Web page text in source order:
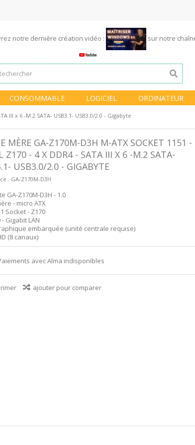
notre dernière création vidéo :
sur notre
CONSOMMABLE LOGICIEL ORDINATEUR
III x 6 -M.2 SATA- USB3.1- USB3.0/2.0 - Gigabyte
MÈRE GA-Z170M-D3H M-ATX SOCKET 1151 -
Z170 - 4 X DDR4 - SATA III X 6 -M.2 SATA-
USB3.0/2.0 - GIGABYTE
: GA-Z170M-D3H
GA-Z170M-D3H - 1.0
- micro ATX
Socket - Z170
- Gigabit LAN
embarquée (unité centrale requise)
(8 canaux)
avec Alma indisponibles
ajouter pour comparer